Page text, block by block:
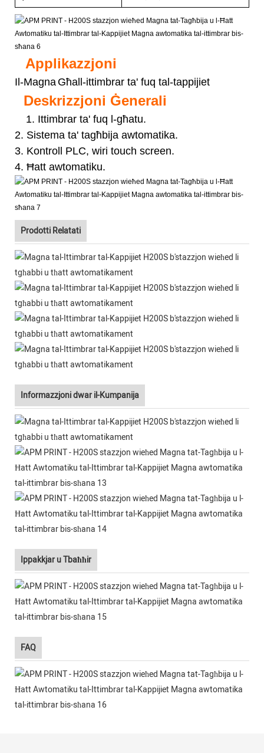
Applikazzjoni
Il-Magna Għall-ittimbrar ta' fuq tal-tappijiet
Deskrizzjoni Ġenerali
1. Ittimbrar ta' fuq l-għatu.
2. Sistema ta' tagħbija awtomatika.
3. Kontroll PLC, wiri touch screen.
4. Ħatt awtomatiku.
Prodotti Relatati
Informazzjoni dwar il-Kumpanija
Ippakkjar u Tbaħħir
FAQ